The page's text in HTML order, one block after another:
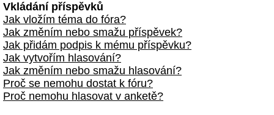
Vkládání příspěvků
Jak vložím téma do fóra?
Jak změním nebo smažu příspěvek?
Jak přidám podpis k mému příspěvku?
Jak vytvořím hlasování?
Jak změním nebo smažu hlasování?
Proč se nemohu dostat k fóru?
Proč nemohu hlasovat v anketě?